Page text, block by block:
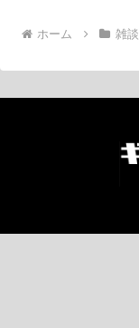
ホーム 雑談